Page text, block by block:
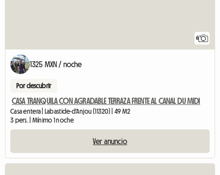
6
1325 MXN / noche
Por descubrir
CASA TRANQUILA CON AGRADABLE TERRAZA FRENTE AL CANAL DU MIDI
Casa entera | Labastide-d'Anjou (11320) | 49 M2
3 pers. | Mínimo 1 noche
Ver anuncio